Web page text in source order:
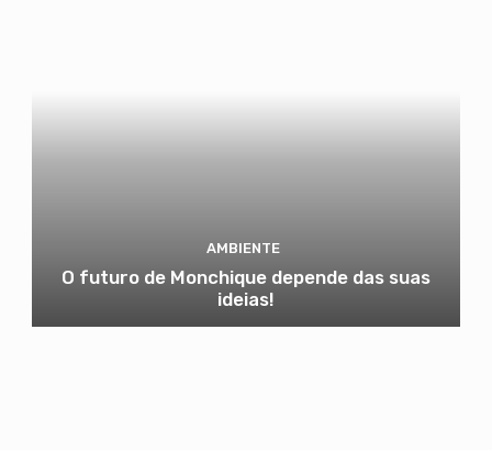
AMBIENTE
O futuro de Monchique depende das suas
ideias!